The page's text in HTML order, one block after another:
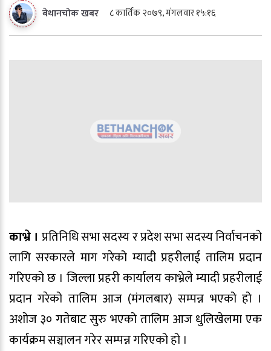
बेथानचोक खबर ८ कार्तिक २०७९, मंगलवार १५:१६
काभ्रे । प्रतिनिधि सभा सदस्य र प्रदेश सभा सदस्य निर्वाचनको
लागि सरकारले माग गरेको म्यादी प्रहरीलाई तालिम प्रदान
गरिएको छ । जिल्ला प्रहरी कार्यालय काभ्रेले म्यादी प्रहरीलाई
प्रदान गरेको तालिम आज (मंगलबार) सम्पन्न भएको हो ।
अशोज ३० गतेबाट सुरु भएको तालिम आज धुलिखेलमा एक
कार्यक्रम सञ्चालन गरेर सम्पन्न गरिएको हो ।